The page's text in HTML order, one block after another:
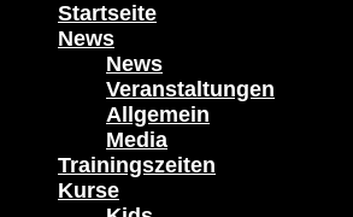
Startseite
News
News
Veranstaltungen
Allgemein
Media
Trainingszeiten
Kurse